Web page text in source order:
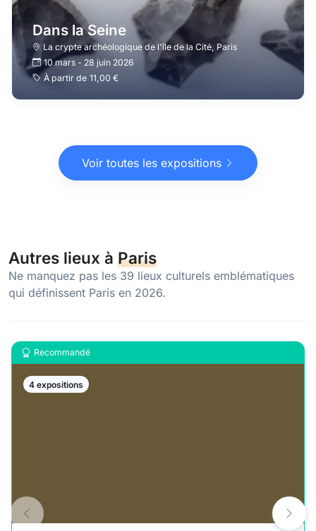
Dans la Seine
La crypte archéologique de l'île de la Cité, Paris
10 mars - 28 juin 2026
À partir de 11,00 €
Voir toutes les expositions
Autres lieux à Paris
Ne manquez pas les 39 lieux culturels emblématiques
qui définissent Paris en 2026.
Recommandé
4 expositions